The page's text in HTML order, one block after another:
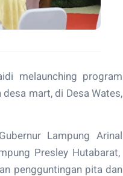
melaunching program
mart, di Desa Wates,
Lampung Arinal
Presley Hutabarat,
pengguntingan pita dan